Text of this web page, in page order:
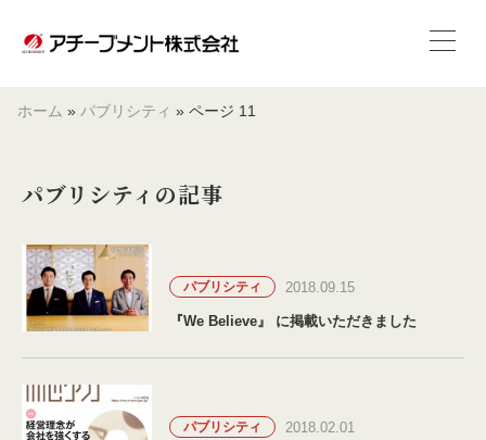
ホーム » パブリシティ » ページ 11
パブリシティの記事
パブリシティ 2018.09.15
『We Believe』 に掲載いただきました
パブリシティ 2018.02.01